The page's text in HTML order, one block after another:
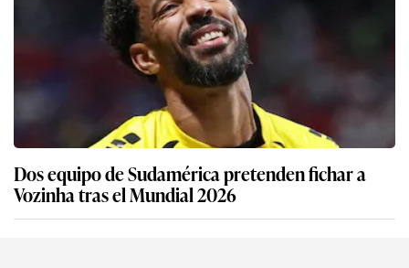
Dos equipo de Sudamérica pretenden fichar a
Vozinha tras el Mundial 2026